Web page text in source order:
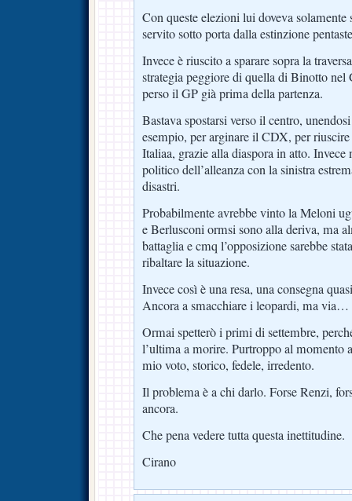
Con queste elezioni lui doveva
servito sotto porta dalla estinzione
Invece è riuscito a sparare sopra la
strategia peggiore di quella di Binotto nel
perso il GP già prima della partenza.
Bastava spostarsi verso il centro,
esempio, per arginare il CDX, per
Italiaa, grazie alla diaspora in atto.
politico dell’alleanza con la sinistra
disastri.
Probabilmente avrebbe vinto la Meloni
e Berlusconi ormsi sono alla deriva, ma
battaglia e cmq l’opposizione sarebbe
ribaltare la situazione.
Invece così è una resa, una consegna
Ancora a smacchiare i leopardi, ma via…
Ormai spetterò i primi di settembre,
l’ultima a morire. Purtroppo al momento
mio voto, storico, fedele, irredento.
Il problema è a chi darlo. Forse Renzi,
ancora.
Che pena vedere tutta questa inettitudine.
Cirano